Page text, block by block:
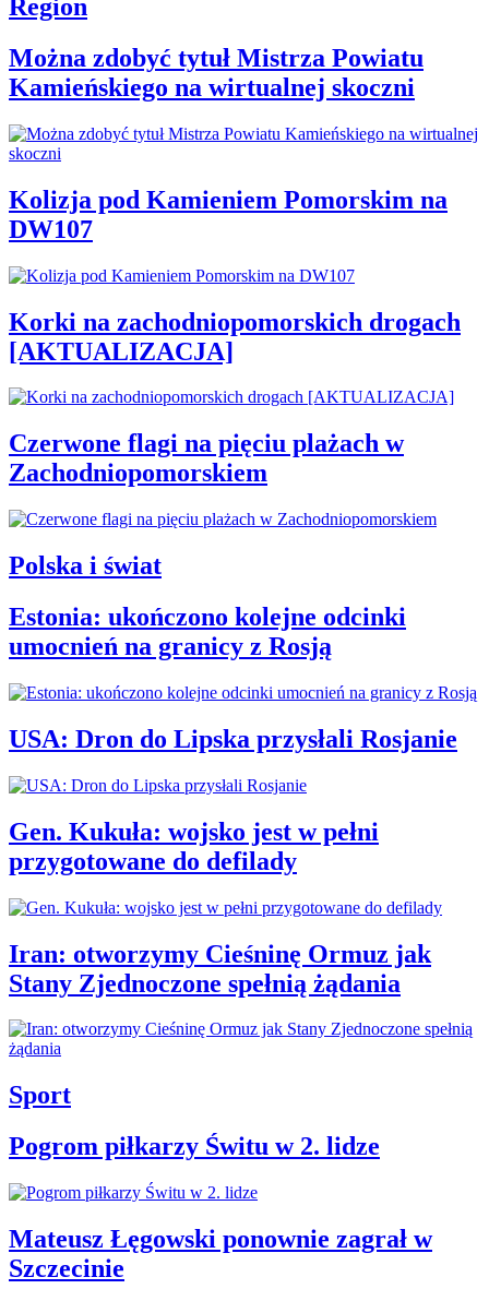
Region
Można zdobyć tytuł Mistrza Powiatu
Kamieńskiego na wirtualnej skoczni
Kolizja pod Kamieniem Pomorskim na
DW107
Korki na zachodniopomorskich drogach
[AKTUALIZACJA]
Czerwone flagi na pięciu plażach w
Zachodniopomorskiem
Polska i świat
Estonia: ukończono kolejne odcinki
umocnień na granicy z Rosją
USA: Dron do Lipska przysłali Rosjanie
Gen. Kukuła: wojsko jest w pełni
przygotowane do defilady
Iran: otworzymy Cieśninę Ormuz jak
Stany Zjednoczone spełnią żądania
Sport
Pogrom piłkarzy Świtu w 2. lidze
Mateusz Łęgowski ponownie zagrał w
Szczecinie